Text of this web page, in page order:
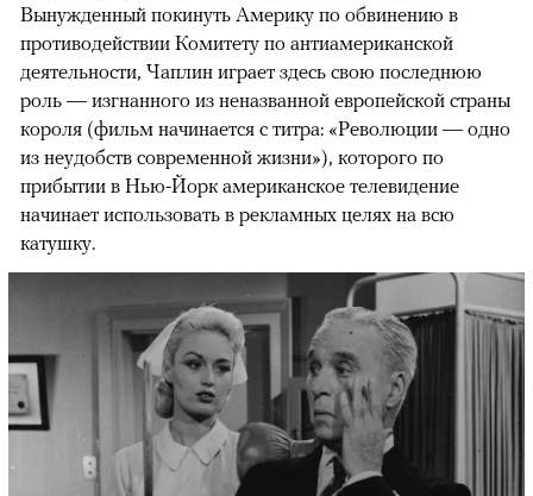
Вынужденный покинуть Америку по обвинению в
противодействии Комитету по антиамериканской
деятельности, Чаплин играет здесь свою последнюю
роль — изгнанного из неназванной европейской страны
короля (фильм начинается с титра: «Революции — одно
из неудобств современной жизни»), которого по
прибытии в Нью-Йорк американское телевидение
начинает использовать в рекламных целях на всю
катушку.